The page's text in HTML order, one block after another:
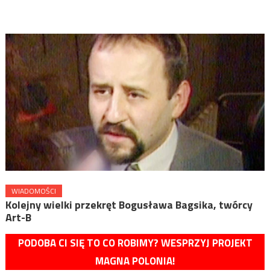
WIADOMOŚCI
Kolejny wielki przekręt Bogusława Bagsika, twórcy
Art-B
PODOBA CI SIĘ TO CO ROBIMY? WESPRZYJ PROJEKT
MAGNA POLONIA!